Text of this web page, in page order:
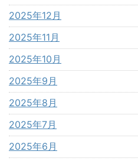
2025年12月
2025年11月
2025年10月
2025年9月
2025年8月
2025年7月
2025年6月